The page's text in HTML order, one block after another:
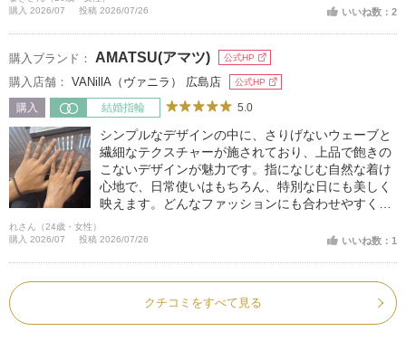
購入 2026/07
投稿 2026/07/26 いいね数：2
購入ブランド： AMATSU(アマツ) 公式HP
購入店舗： VANillA（ヴァニラ） 広島店 公式HP
購入 結婚指輪 5.0
シンプルなデザインの中に、さりげないウェーブと
繊細なテクスチャーが施されており、上品で飽きの
こないデザインが魅力です。指になじむ自然な着け
心地で、日常使いはもちろん、特別な日にも美しく
映えます。どんなファッションにも合わせやすく、
ンで、お互いの手元をより美しく見せてくれる
れさん（24歳・女性）
購入 2026/07
投稿 2026/07/26 いいね数：1
クチコミをすべて見る